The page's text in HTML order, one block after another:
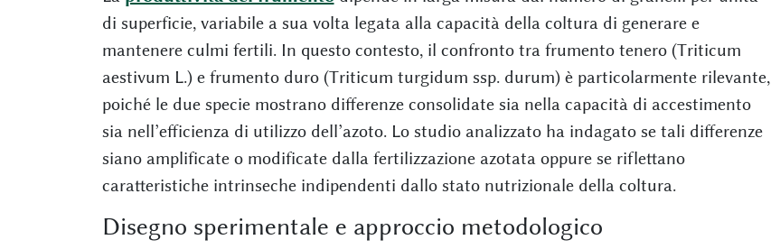
di superficie, variabile a sua volta legata alla capacità della coltura di generare e
mantenere culmi fertili. In questo contesto, il confronto tra frumento tenero (Triticum
aestivum L.) e frumento duro (Triticum turgidum ssp. durum) è particolarmente rilevante,
poiché le due specie mostrano differenze consolidate sia nella capacità di accestimento
sia nell’efficienza di utilizzo dell’azoto. Lo studio analizzato ha indagato se tali differenze
siano amplificate o modificate dalla fertilizzazione azotata oppure se riflettano
caratteristiche intrinseche indipendenti dallo stato nutrizionale della coltura.
Disegno sperimentale e approccio metodologico